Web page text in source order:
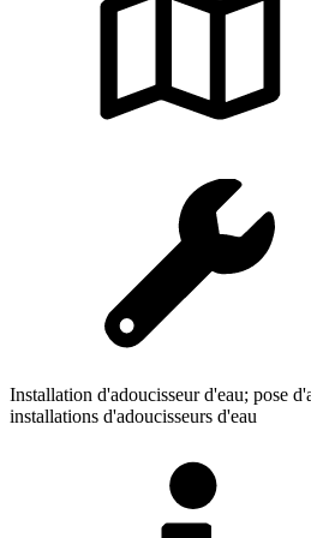
Installation d'adoucisseur d'eau; pose
installations d'adoucisseurs d'eau